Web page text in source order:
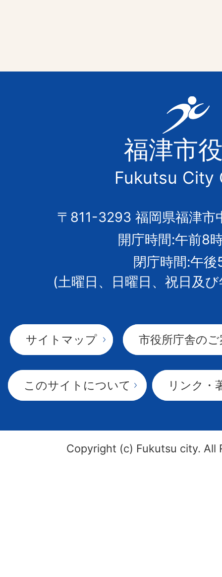
福
津
市
の
市
章
福津市
Fukutsu City
〒811-3293 福岡県福津市
開庁時間:午前8
閉庁時間:午後
(土曜日、日曜日、祝日及
サイトマップ 市役所庁舎の
このサイトについて リンク・
Copyright (c) Fukutsu city. All